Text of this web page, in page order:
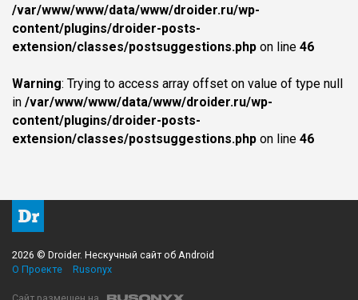
/var/www/www/data/www/droider.ru/wp-
content/plugins/droider-posts-
extension/classes/postsuggestions.php on line 46
Warning: Trying to access array offset on value of type null
in /var/www/www/data/www/droider.ru/wp-
content/plugins/droider-posts-
extension/classes/postsuggestions.php on line 46
2026 © Droider. Нескучный сайт об Android
О Проекте
Rusonyx